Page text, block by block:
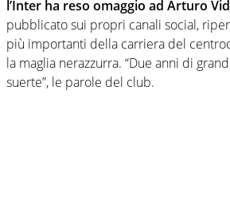
l’Inter ha reso omaggio ad Arturo
pubblicato sui propri canali social,
più importanti della carriera del
la maglia nerazzurra. “Due anni di
suerte”, le parole del club.